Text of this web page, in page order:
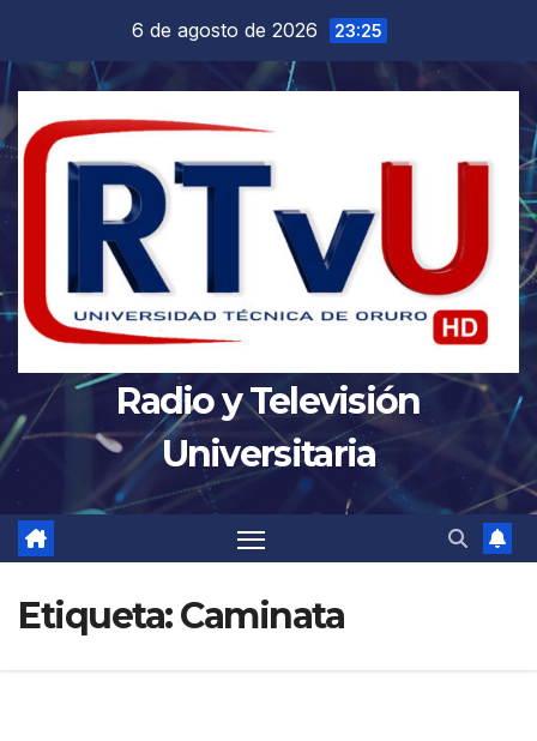
contenido
6 de agosto de 2026 23:25
Radio y Televisión
Universitaria
Etiqueta:Caminata